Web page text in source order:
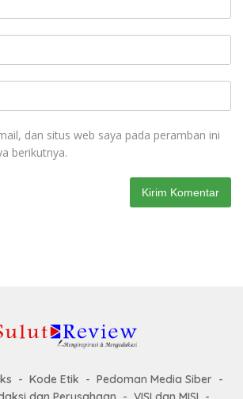
dan situs web saya pada peramban ini
berikutnya.
Kode Etik
Pedoman Media Siber